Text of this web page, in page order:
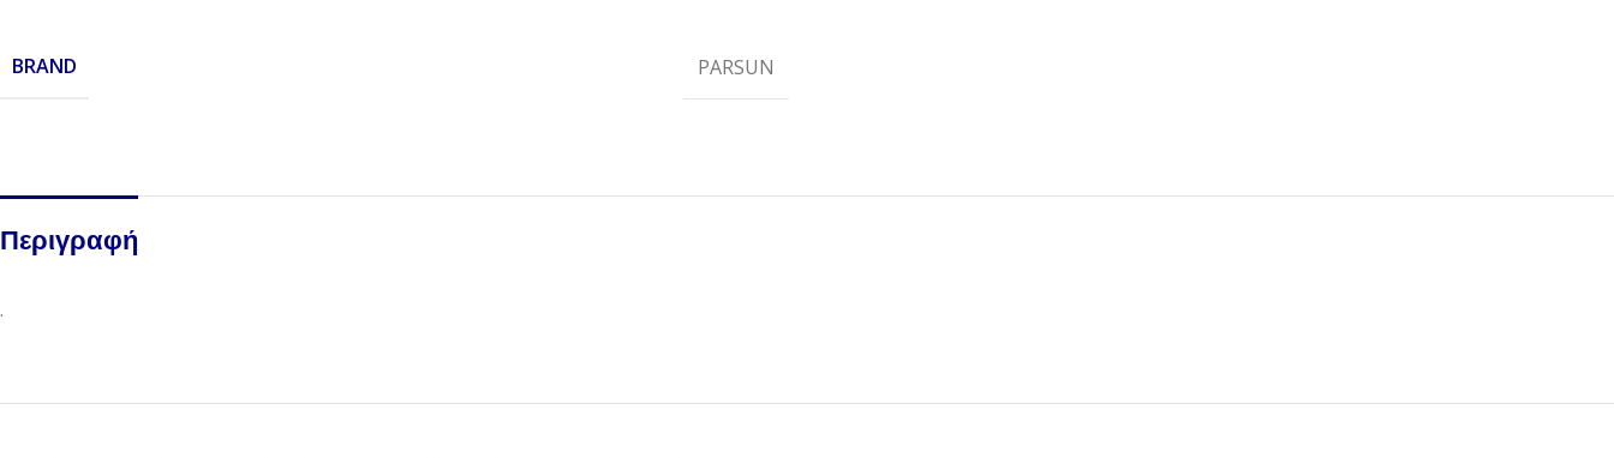
BRAND PARSUN
Περιγραφή
.